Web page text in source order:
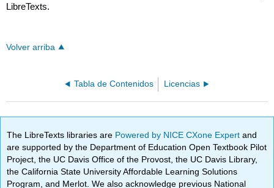
LibreTexts.
Volver arriba
Tabla de Contenidos Licencias
The LibreTexts libraries are Powered by NICE CXone Expertand
are supported by the Department of Education Open Textbook Pilot
Project, the UC Davis Office of the Provost, the UC Davis Library,
the California State University Affordable Learning Solutions
Program, and Merlot. We also acknowledge previous National